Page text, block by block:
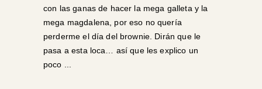
con las ganas de hacer la mega galleta y la
mega magdalena, por eso no quería
perderme el día del brownie. Dirán que le
pasa a esta loca… así que les explico un
poco